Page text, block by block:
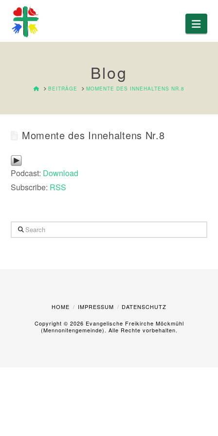
Blog
HOMEBEITRÄGE MOMENTE DES INNEHALTENS NR.8
Momente des Innehaltens Nr.8
Podcast: Download
Subscribe: RSS
Search
HOME IMPRESSUM DATENSCHUTZ
Copyright © 2026 Evangelische Freikirche Möckmühl
(Mennonitengemeinde). Alle Rechte vorbehalten.